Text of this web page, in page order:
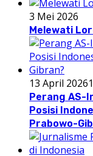
3 Mei 2026
Melewati
13 April 2026
Perang AS-
Posisi
Prabowo-